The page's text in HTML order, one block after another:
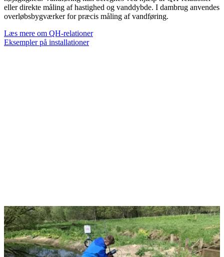
eller direkte måling af hastighed og vanddybde. I dambrug anvendes
overløbsbygværker for præcis måling af vandføring.
Læs mere om QH-relationer
Eksempler på installationer